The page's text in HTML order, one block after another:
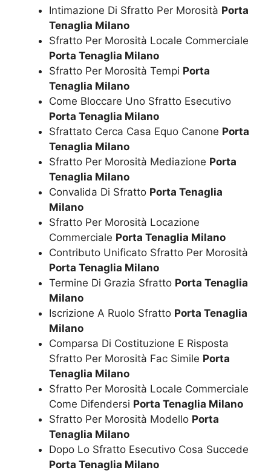
Intimazione Di Sfratto Per Morosità Porta
Tenaglia Milano
Sfratto Per Morosità Locale Commerciale
Porta Tenaglia Milano
Sfratto Per Morosità Tempi Porta
Tenaglia Milano
Come Bloccare Uno Sfratto Esecutivo
Porta Tenaglia Milano
Sfrattato Cerca Casa Equo Canone Porta
Tenaglia Milano
Sfratto Per Morosità Mediazione Porta
Tenaglia Milano
Convalida Di Sfratto Porta Tenaglia
Milano
Sfratto Per Morosità Locazione
Commerciale Porta Tenaglia Milano
Contributo Unificato Sfratto Per Morosità
Porta Tenaglia Milano
Termine Di Grazia Sfratto Porta Tenaglia
Milano
Iscrizione A Ruolo Sfratto Porta Tenaglia
Milano
Comparsa Di Costituzione E Risposta
Sfratto Per Morosità Fac Simile Porta
Tenaglia Milano
Sfratto Per Morosità Locale Commerciale
Come Difendersi Porta Tenaglia Milano
Sfratto Per Morosità Modello Porta
Tenaglia Milano
Dopo Lo Sfratto Esecutivo Cosa Succede
Porta Tenaglia Milano